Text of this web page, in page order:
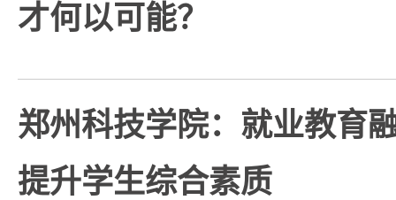
才何以可能？
郑州科技学院：就业教育
提升学生综合素质